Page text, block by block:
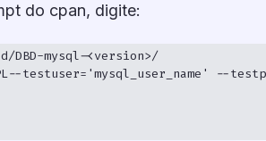
do cpan, digite:
DBD-mysql-<version>/
testuser='mysql_user_name' --